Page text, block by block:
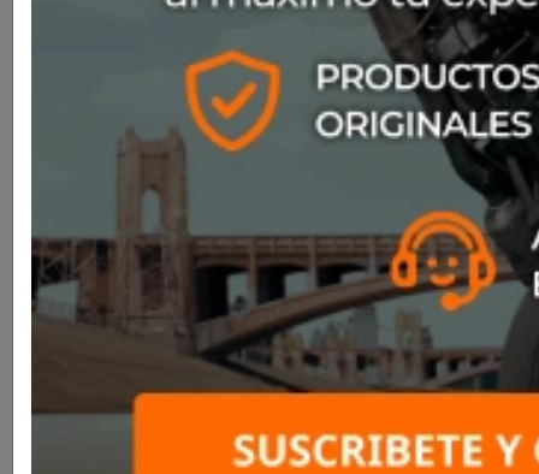
Un casco integral con un diseño atrevido y moderno,
fabricado en LexanTM, el policarbonato más resistente
del mercado. El estilo del N80-8 se ha renovado,
además de confirmar las excelentes prestaciones
expresadas en cada detalle técnico, como las tomas de
aire estratégicamente situadas para garantizar una
correcta ventilación en todo tipo de uso. Las nuevas
gráficas exclusivas incluidas en la colección realzan las
líneas aerodinámicas de un casco que representa una
verdadera combinación de seguridad y confort,
dedicado a un público de motoristas heterogéneo y